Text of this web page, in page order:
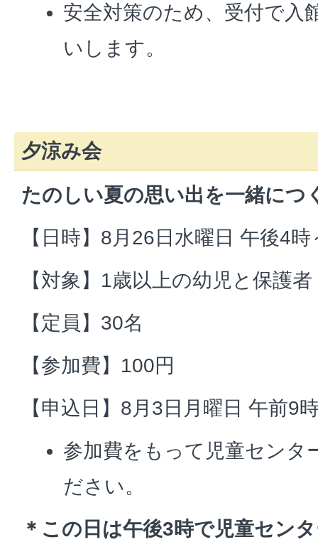
安全対策のため、受付で入
いします。
夕涼み会
たのしい夏の思い出を一緒につ
【日時】8月26日水曜日 午後4時
【対象】1歳以上の幼児と保護
【定員】30名
【参加費】100円
【申込日】8月3日月曜日 午前9
参加費をもって児童センタ
ださい。
＊この日は午後3時で児童セン